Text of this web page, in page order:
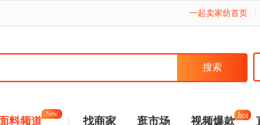
一起卖家纺首页
料频道
New
找商家 逛市场 视频爆款 hot